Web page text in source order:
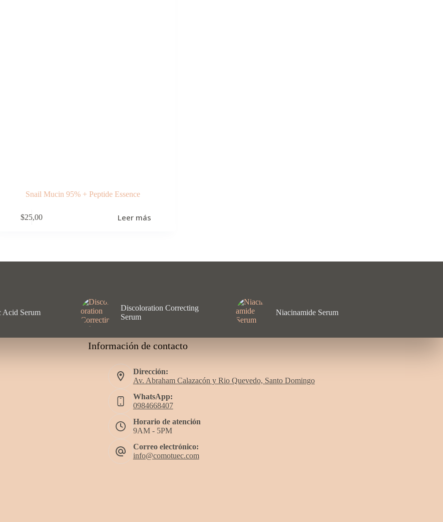
Snail Mucin 95% + Peptide Essence
$25,00 Leer más
Acid Serum
Discoloration Correcting
Serum
Niacinamide Serum
Información de contacto
Dirección:
Av. Abraham Calazacón y Rio Quevedo, Santo Domingo
WhatsApp:
0984668407
Horario de atención
9AM - 5PM
Correo electrónico:
info@comotuec.com